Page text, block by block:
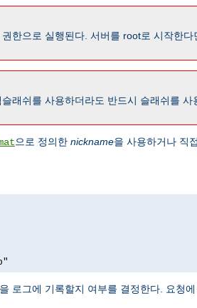
한으로 실행된다. 서버를 root로 시작한
래쉬를 사용하더라도 반드시 슬래쉬를
으로 정의한 nickname을 사용하거나 직접
로그에 기록할지 여부를 결정한다. 요청